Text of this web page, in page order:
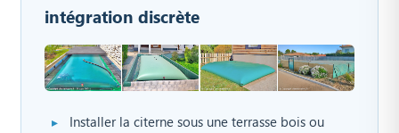
intégration discrète
Installer la citerne sous une terrasse bois ou